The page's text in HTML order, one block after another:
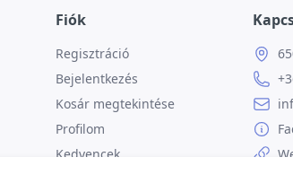
Fiók
Regisztráció
Bejelentkezés
Kosár megtekintése
Profilom
Kedvencek